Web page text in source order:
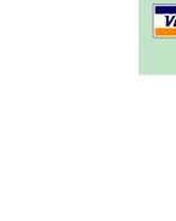
Silica, Sodium
Alcohol,
Hydroxide.
Total Fluoride